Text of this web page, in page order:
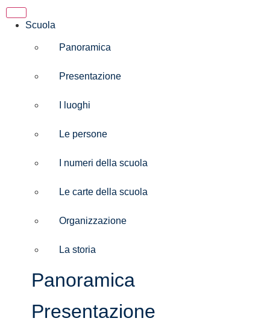
Scuola
Panoramica
Presentazione
I luoghi
Le persone
I numeri della scuola
Le carte della scuola
Organizzazione
La storia
Panoramica
Presentazione